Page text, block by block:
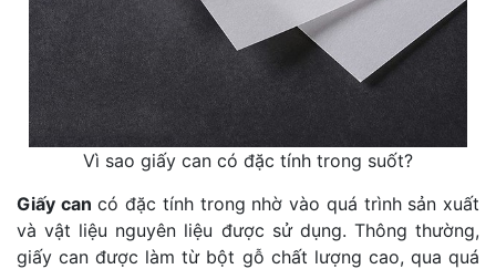
Vì sao giấy can có đặc tính trong suốt?
Giấy can có đặc tính trong nhờ vào quá trình sản xuất
và vật liệu nguyên liệu được sử dụng. Thông thường,
giấy can được làm từ bột gỗ chất lượng cao, qua quá